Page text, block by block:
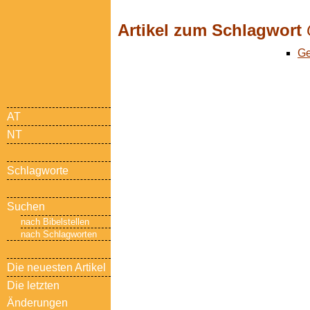
Artikel zum Schlagwort
AT
NT
Schlagworte
Suchen
nach Bibelstellen
nach Schlagworten
Die neuesten Artikel
Die letzten
Änderungen